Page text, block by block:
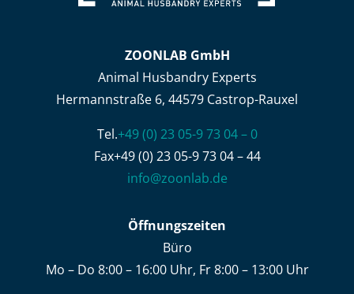
ZOONLAB GmbH
Animal Husbandry Experts
Hermannstraße 6, 44579 Castrop-Rauxel
Tel.+49 (0) 23 05-9 73 04 – 0
Fax+49 (0) 23 05-9 73 04 – 44
info@zoonlab.de
Öffnungszeiten
Büro
Mo – Do 8:00 – 16:00 Uhr, Fr 8:00 – 13:00 Uhr